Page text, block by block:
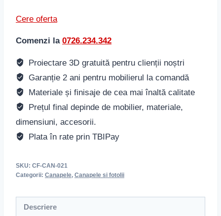
Cere oferta
Comenzi la 0726.234.342
Proiectare 3D gratuită pentru clienții noștri
Garanție 2 ani pentru mobilierul la comandă
Materiale și finisaje de cea mai înaltă calitate
Prețul final depinde de mobilier, materiale,
dimensiuni, accesorii.
Plata în rate prin TBIPay
SKU: CF-CAN-021
Categorii: Canapele, Canapele si fotolii
Descriere